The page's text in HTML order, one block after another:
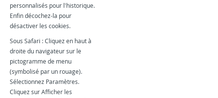
personnalisés pour l'historique.
Enfin décochez-la pour
désactiver les cookies.
Sous Safari : Cliquez en haut à
droite du navigateur sur le
pictogramme de menu
(symbolisé par un rouage).
Sélectionnez Paramètres.
Cliquez sur Afficher les